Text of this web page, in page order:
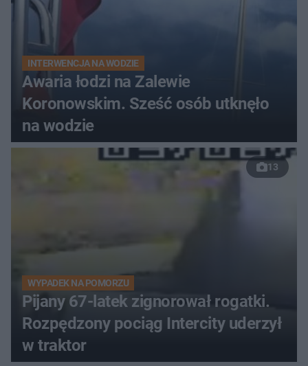
INTERWENCJA NA WODZIE
Awaria łodzi na Zalewie
Koronowskim. Sześć osób utknęło
na wodzie
13
WYPADEK NA POMORZU
Pijany 67-latek zignorował rogatki.
Rozpędzony pociąg Intercity uderzył
w traktor